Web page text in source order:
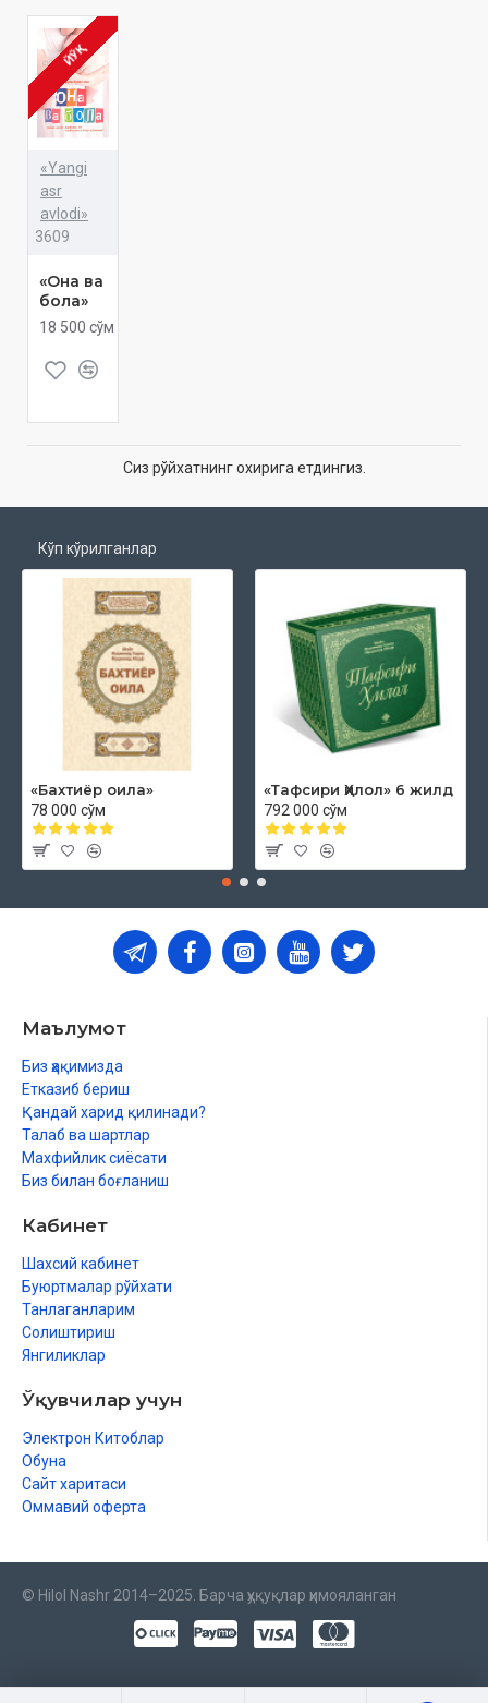
ЙЎҚ
«Yangi
asr
avlodi»
3609
«Она ва
бола»
18 500 сўм
Сиз рўйхатнинг охирига етдингиз.
Кўп кўрилганлар
«Бахтиёр оила»
78 000 сўм
«Тафсири Ҳилол» 6 жилд
792 000 сўм
Маълумот
Биз ҳақимизда
Етказиб бериш
Қандай харид қилинади?
Талаб ва шартлар
Махфийлик сиёсати
Биз билан боғланиш
Кабинет
Шахсий кабинет
Буюртмалар рўйхати
Танлаганларим
Солиштириш
Янгиликлар
Ўқувчилар учун
Электрон Китоблар
Обуна
Сайт харитаси
Оммавий оферта
© Hilol Nashr 2014–2025. Барча ҳуқуқлар ҳимояланган